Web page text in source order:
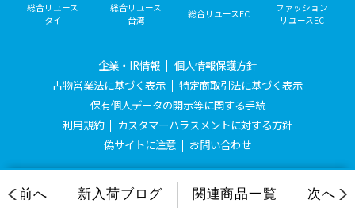
総合リユース
タイ
総合リユース
台湾
総合リユースEC
ファッション
リユースEC
企業・IR情報
個人情報保護方針
古物営業法に基づく表示
特定商取引法に基づく表示
保有個人データの開示等に関する手続
利用規約
カスタマーハラスメントに対する方針
偽サイトに注意
お問い合わせ
© Treasure Factory, All Rights Reserved.
前へ 新入荷ブログ 関連商品一覧 次へ